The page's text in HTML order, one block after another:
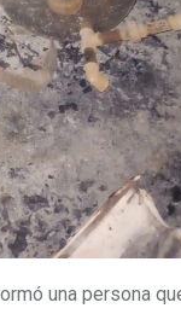
una persona